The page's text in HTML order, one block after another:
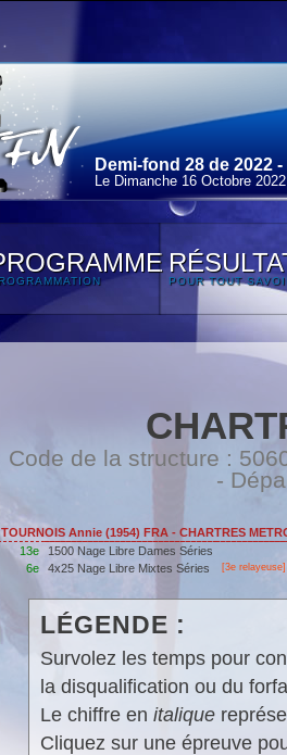
Demi-fond 28 de 2022 -
Le Dimanche 16 Octobre 2022
POUR TOUT
Code de la structure :
-
TOURNOIS Annie (1954) FRA - CHARTRES
13e
1500 Nage Libre Dames Séries
6e
4x25 Nage Libre Mixtes Séries [3e relayeuse]
LÉGENDE :
Survolez les temps pour
la disqualification ou du
Le chiffre en italique
Cliquez sur une épreuve